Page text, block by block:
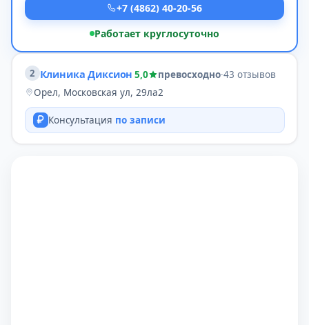
+7 (4862) 40-20-56
Работает круглосуточно
2 Клиника Диксион 5,0 превосходно·43 отзывов
Орел, Московская ул, 29ла2
Консультация по записи